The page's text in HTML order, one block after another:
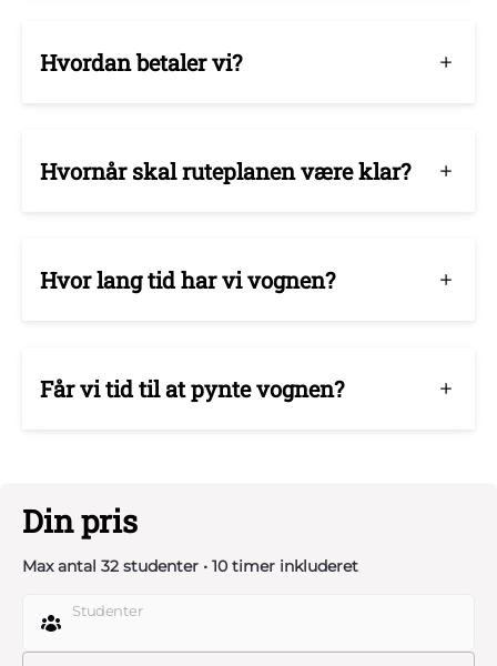
Hvordan betaler vi?
Hvornår skal ruteplanen være klar?
Hvor lang tid har vi vognen?
Får vi tid til at pynte vognen?
Din pris
Max antal 32 studenter • 10 timer inkluderet
Studenter